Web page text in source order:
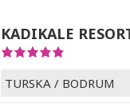
KADIKALE
TURSKA / BODRUM